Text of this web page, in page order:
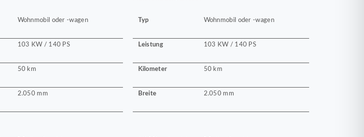
Wohnmobil oder -wagen
103 KW / 140 PS
50 km
2.050 mm
Typ Wohnmobil oder -wagen
Leistung 103 KW / 140 PS
Kilometer 50 km
Breite 2.050 mm